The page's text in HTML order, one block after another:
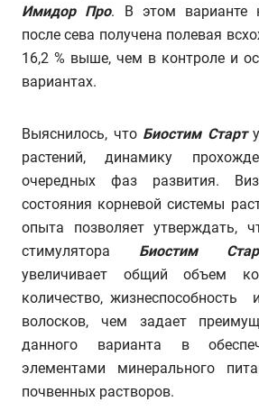
Имидор Про. В этом варианте
после сева получена полевая
16,2 % выше, чем в контроле и
вариантах.
Выяснилось, что Биостим Старт
растений, динамику
очередных фаз развития.
состояния корневой системы
опыта позволяет утверждать,
стимулятора Биостим
увеличивает общий объем
количество, жизнеспособность
волосков, чем задает
данного варианта в
элементами минерального
почвенных растворов.